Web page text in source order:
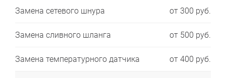
Замена сетевого шнура от 300 руб.
Замена сливного шланга от 500 руб.
Замена температурного датчика от 400 руб.